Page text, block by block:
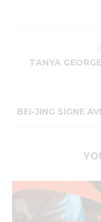
TANYA
BEI-JING SIGNE